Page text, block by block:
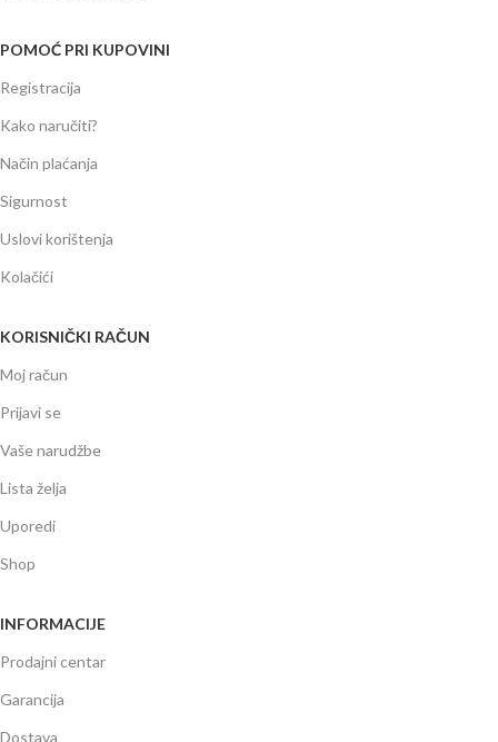
POMOĆ PRI KUPOVINI
Registracija
Kako naručiti?
Način plaćanja
Sigurnost
Uslovi korištenja
Kolačići
KORISNIČKI RAČUN
Moj račun
Prijavi se
Vaše narudžbe
Lista želja
Uporedi
Shop
INFORMACIJE
Prodajni centar
Garancija
Dostava